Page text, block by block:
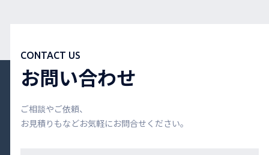
CONTACT US
お問い合わせ
ご相談やご依頼、
お見積りもなどお気軽にお問合せください。